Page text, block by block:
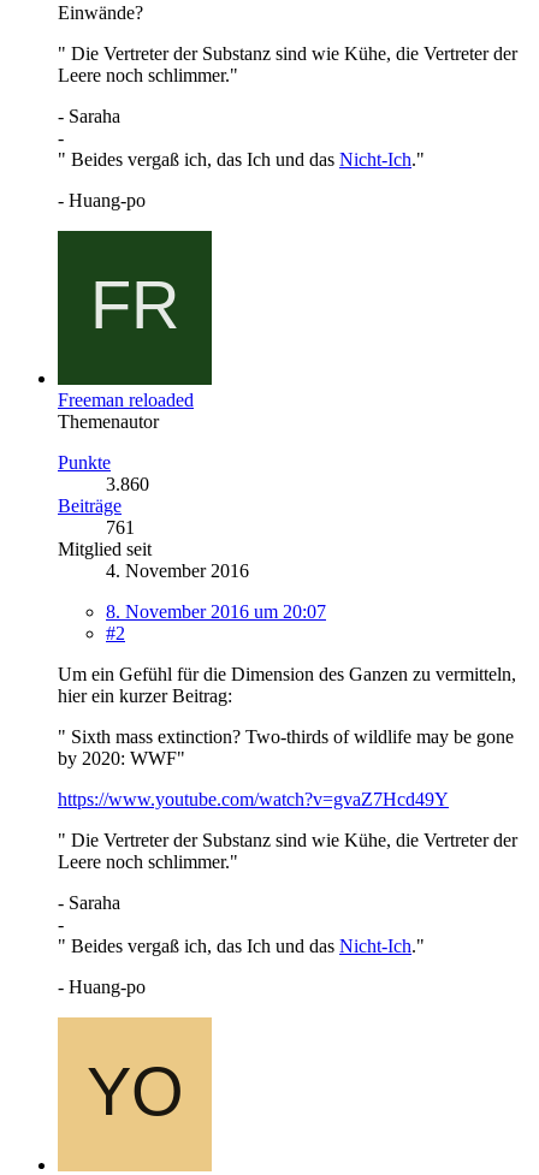
Einwände?
" Die Vertreter der Substanz sind wie Kühe, die Vertreter der
Leere noch schlimmer."
- Saraha
-
" Beides vergaß ich, das Ich und das Nicht-Ich."
- Huang-po
Freeman reloaded
Themenautor
Punkte
3.860
Beiträge
761
Mitglied seit
4. November 2016
8. November 2016 um 20:07
#2
Um ein Gefühl für die Dimension des Ganzen zu vermitteln,
hier ein kurzer Beitrag:
" Sixth mass extinction? Two-thirds of wildlife may be gone
by 2020: WWF"
https://www.youtube.com/watch?v=gvaZ7Hcd49Y
" Die Vertreter der Substanz sind wie Kühe, die Vertreter der
Leere noch schlimmer."
- Saraha
-
" Beides vergaß ich, das Ich und das Nicht-Ich."
- Huang-po